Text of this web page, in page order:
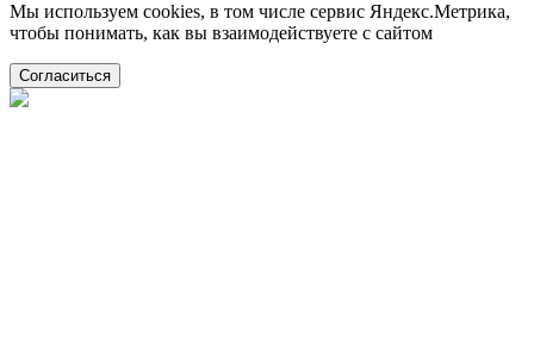
Мы используем cookies, в том числе сервис Яндекс.Метрика,
чтобы понимать, как вы взаимодействуете с сайтом
Согласиться